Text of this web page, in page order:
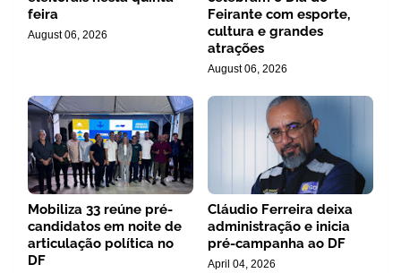
feira
August 06, 2026
Feirante com esporte,
cultura e grandes
atrações
August 06, 2026
Mobiliza 33 reúne pré-
candidatos em noite de
articulação política no
DF
Cláudio Ferreira deixa
administração e inicia
pré-campanha ao DF
April 04, 2026